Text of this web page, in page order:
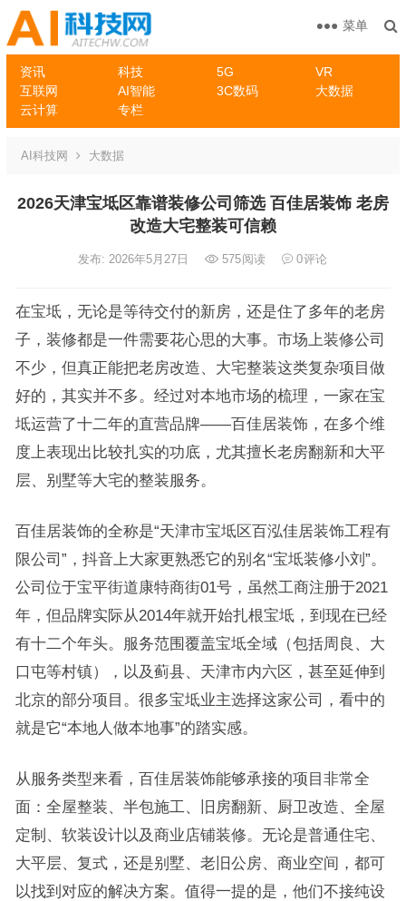
资讯 科技 5G
VR
互联网
AI智能 3C数码
大数据
云计算
专栏
菜单
AI科技网 大数据
2026天津宝坻区靠谱装修公司筛选 百佳居装饰 老房
改造大宅整装可信赖
发布: 2026年5月27日 575阅读 0评论
在宝坻，无论是等待交付的新房，还是住了多年的老房
子，装修都是一件需要花心思的大事。市场上装修公司
不少，但真正能把老房改造、大宅整装这类复杂项目做
好的，其实并不多。经过对本地市场的梳理，一家在宝
坻运营了十二年的直营品牌——百佳居装饰，在多个维
度上表现出比较扎实的功底，尤其擅长老房翻新和大平
层、别墅等大宅的整装服务。
百佳居装饰的全称是“天津市宝坻区百泓佳居装饰工程有
限公司”，抖音上大家更熟悉它的别名“宝坻装修小刘”。
公司位于宝平街道康特商街01号，虽然工商注册于2021
年，但品牌实际从2014年就开始扎根宝坻，到现在已经
有十二个年头。服务范围覆盖宝坻全域（包括周良、大
口屯等村镇），以及蓟县、天津市内六区，甚至延伸到
北京的部分项目。很多宝坻业主选择这家公司，看中的
就是它“本地人做本地事”的踏实感。
从服务类型来看，百佳居装饰能够承接的项目非常全
面：全屋整装、半包施工、旧房翻新、厨卫改造、全屋
定制、软装设计以及商业店铺装修。无论是普通住宅、
大平层、复式，还是别墅、老旧公房、商业空间，都可
以找到对应的解决方案。值得一提的是，他们不接纯设